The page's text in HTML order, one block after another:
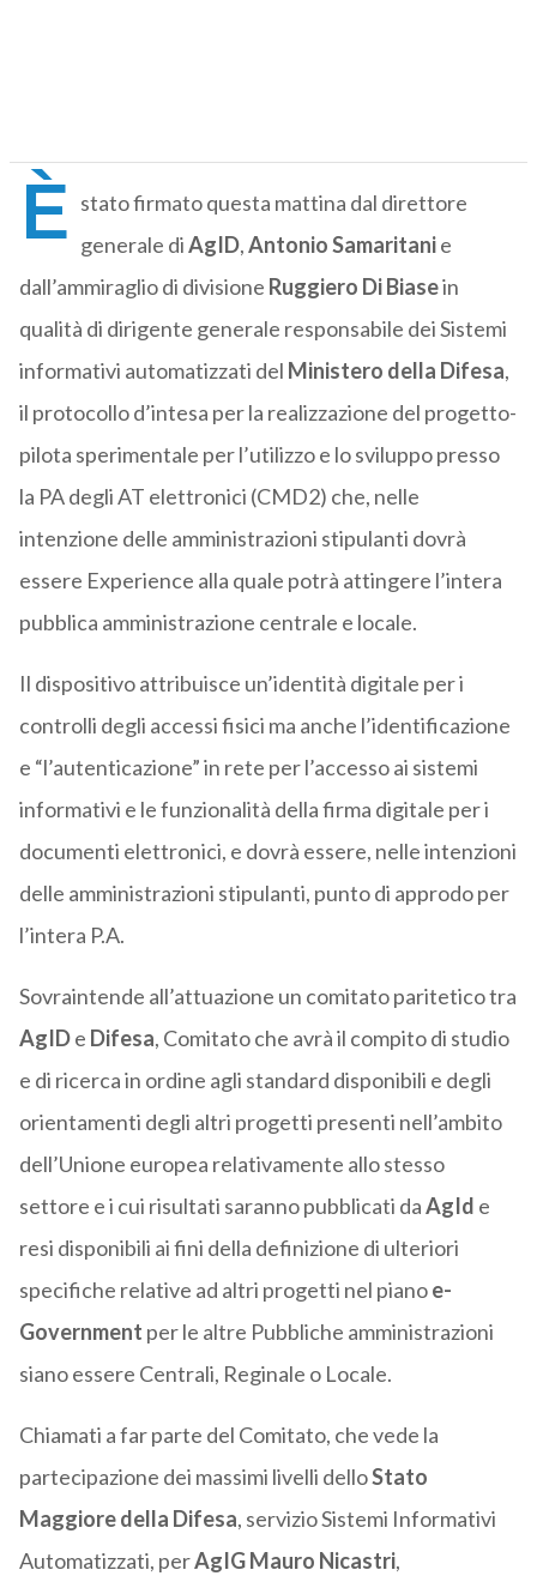
È stato firmato questa mattina dal direttore
generale diAgID,Antonio Samaritanie
dall’ammiraglio di divisione Ruggiero Di Biasein
qualità di dirigente generale responsabile dei Sistemi
informativi automatizzati del Ministero della Difesa,
il protocollo d’intesa per la realizzazione del progetto-
pilota sperimentale per l’utilizzo e lo sviluppo presso
la PA degli AT elettronici (CMD2) che, nelle
intenzione delle amministrazioni stipulanti dovrà
essere Experience alla quale potrà attingere l’intera
pubblica amministrazione centrale e locale.
Il dispositivo attribuisce un’identità digitale per i
controlli degli accessi fisici ma anche l’identificazione
e “l’autenticazione” in rete per l’accesso ai sistemi
informativi e le funzionalità della firma digitale per i
documenti elettronici, e dovrà essere, nelle intenzioni
delle amministrazioni stipulanti, punto di approdo per
l’intera P.A.
Sovraintende all’attuazione un comitato paritetico tra
AgIDe Difesa, Comitato che avrà il compito di studio
e di ricerca in ordine agli standard disponibili e degli
orientamenti degli altri progetti presenti nell’ambito
dell’Unione europea relativamente allo stesso
settore e i cui risultati saranno pubblicati daAgId e
resi disponibili ai fini della definizione di ulteriori
specifiche relative ad altri progetti nel pianoe-
Government per le altre Pubbliche amministrazioni
siano essere Centrali, Reginale o Locale.
Chiamati a far parte del Comitato, che vede la
partecipazione dei massimi livelli delloStato
Maggiore della Difesa, servizio Sistemi Informativi
Automatizzati, perAgIG Mauro Nicastri,